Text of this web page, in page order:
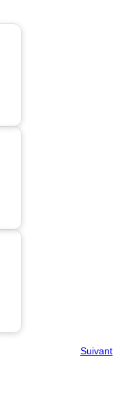
Suivant